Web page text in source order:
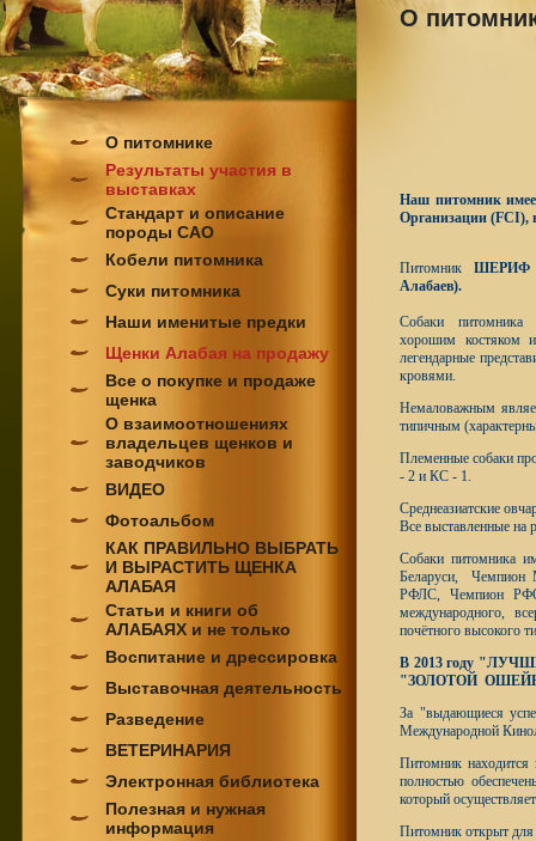
О питомнике
Результаты участия в
выставках
Стандарт и описание
породы САО
Кобели питомника
Суки питомника
Наши именитые предки
Щенки Алабая на продажу
Все о покупке и продаже
щенка
О взаимоотношениях
владельцев щенков и
заводчиков
ВИДЕО
Фотоальбом
КАК ПРАВИЛЬНО ВЫБРАТЬ
И ВЫРАСТИТЬ ЩЕНКА
АЛАБАЯ
Статьи и книги об
АЛАБАЯХ и не только
Воспитание и дрессировка
Выставочная деятельность
Разведение
ВЕТЕРИНАРИЯ
Электронная библиотека
Полезная и нужная
информация
О
Наш питомник
Организации (FCI),
Питомник ШЕРИФ
Алабаев).
Собаки питомника
хорошим костяком
легендарные
кровями.
Немаловажным
типичным
Племенные собаки
- 2 и КС - 1.
Среднеазиатские
Все выставленные на
Собаки питомника
Беларуси, Чемпион
РФЛС, Чемпион
международного,
почётного высокого
В 2013 году
"ЗОЛОТОЙ
За "выдающиеся
Международной
Питомник
полностью
который
Питомник открыт для